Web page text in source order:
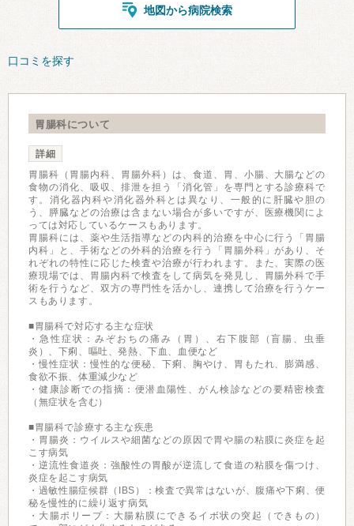
地図から病院検索
口コミを探す
胃腸科について
詳細
胃腸科（胃腸内科、胃腸外科）は、食道、胃、小腸、大腸などの
食物の消化、吸収、排泄を担う「消化管」を専門とする診療科で
す。消化器内科や消化器外科とは異なり、一般的に肝臓や胆の
う、膵臓などの治療は含まない場合が多いですが、医療機関によ
っては対応しているケースもあります。
胃腸科には、薬や生活指導などの内科的治療を中心に行う「胃腸
内科」と、手術などの外科的治療を行う「胃腸外科」があり、そ
れぞれの特性に応じた検査や治療が行われます。また、実際の医
療現場では、胃腸内科で検査をして病気を発見し、胃腸外科で手
術を行うなど、双方の専門性を活かし、連携して治療を行うケー
スもあります。
■胃腸科で対応する主な症状
・急性症状：みぞおちの痛み（胃）、右下腹部（盲腸、虫垂
炎）、下痢、嘔吐、発熱、下血、血便など
・慢性症状：慢性的な便秘、下痢、胸やけ、胃もたれ、膨満感、
食欲不振、体重減少など
・健康診断での指摘：便潜血陽性、がん検診などの要精密検査
（無症状を含む）
■胃腸科で診療する主な疾患
・胃腸炎：ウイルスや細菌などの原因で胃や腸の粘膜に炎症を起
こす病気
・逆流性食道炎：強酸性の胃酸が逆流して食道の粘膜を傷つけ、
炎症を起こす病気
・過敏性腸症候群（IBS）：検査で異常はないが、腹痛や下痢、便
秘を慢性的に繰り返す病気
・大腸ポリープ：大腸粘膜にできるイボ状の突起（できもの）